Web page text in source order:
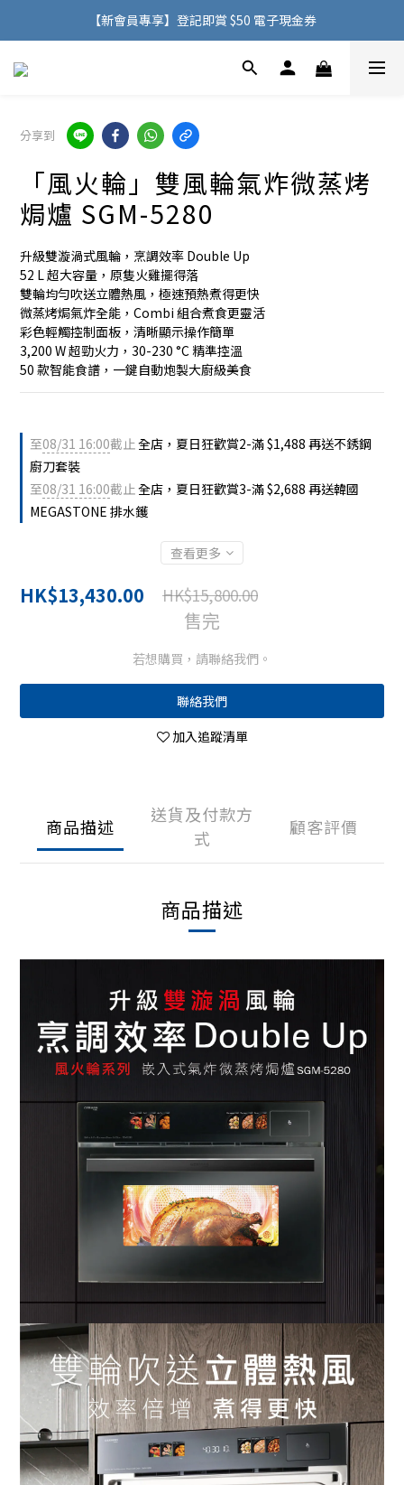
購物滿 HK$500，即可免費享用香港地區送貨服務
【新會員專享】登記即賞 $50 電子現金券
購物滿 HK$500，即可免費享用香港地區送貨服務
分享到
「風火輪」雙風輪氣炸微蒸烤
焗爐 SGM-5280
升級雙漩渦式風輪，烹調效率 Double Up
52 L 超大容量，原隻火雞擺得落
雙輪均勻吹送立體熱風，極速預熱煮得更快
微蒸烤焗氣炸全能，Combi 組合煮食更靈活
彩色輕觸控制面板，清晰顯示操作簡單
3,200 W 超勁火力，30-230 °C 精準控溫
50 款智能食譜，一鍵自動炮製大廚級美食
至08/31 16:00截止全店，夏日狂歡賞2-滿 $1,488 再送不銹鋼
廚刀套裝
至08/31 16:00截止全店，夏日狂歡賞3-滿 $2,688 再送韓國
MEGASTONE 排水鑊
查看更多
HK$13,430.00 HK$15,800.00
售完
若想購買，請聯絡我們。
聯絡我們
加入追蹤清單
商品描述
送貨及付款方
式
顧客評價
商品描述